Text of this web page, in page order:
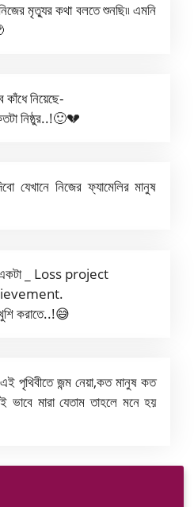
মৃত্যুর কথা বলতে শুনছি৷৷ এমনি
কাঁধে নিয়েছে-
নিষ্ঠুর..!🙂💔
যেখানে নিজের ফ্যামেলির মানুষ
একটা _ Loss project
করাতে..!😅
পৃথিবীতে জন্ম নেয়া,কত মানুষ কত
ভাবে মারা যেতাম তাহলে মনে হয়